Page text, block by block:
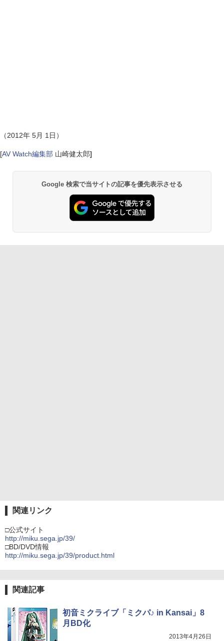
（2012年 5月 1日）
[AV Watch編集部 山崎健太郎]
Google 検索で当サイトの記事を優先表示させる
関連リンク
□公式サイト
http://miku.sega.jp/39/
□BD/DVD情報
http://miku.sega.jp/39/product.html
関連記事
初音ミクライブ「ミクパ♪ in Kansai」8
月BD化
2013年4月26日